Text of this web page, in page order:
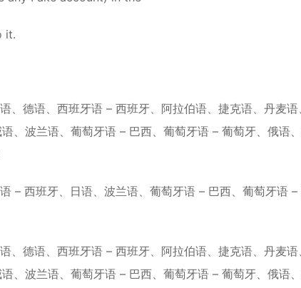
it.
、德语、西班牙语 – 西班牙、阿拉伯语、捷克语、丹麦语
、波兰语、葡萄牙语 – 巴西、葡萄牙语 – 葡萄牙、俄语
– 西班牙、日语、波兰语、葡萄牙语 – 巴西、葡萄牙语 –
、德语、西班牙语 – 西班牙、阿拉伯语、捷克语、丹麦语
、波兰语、葡萄牙语 – 巴西、葡萄牙语 – 葡萄牙、俄语